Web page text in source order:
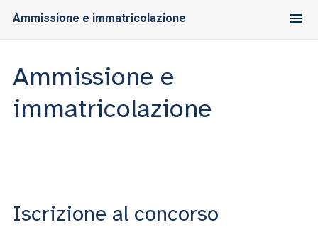
Ammissione e immatricolazione
Ammissione e
immatricolazione
Iscrizione al concorso